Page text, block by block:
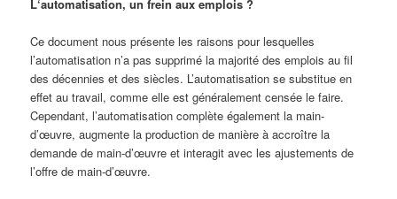
L‘automatisation, un frein aux emplois ?
Ce document nous présente les raisons pour lesquelles
l’automatisation n’a pas supprimé la majorité des emplois au fil
des décennies et des siècles. L’automatisation se substitue en
effet au travail, comme elle est généralement censée le faire.
Cependant, l’automatisation complète également la main-
d’œuvre, augmente la production de manière à accroître la
demande de main-d’œuvre et interagit avec les ajustements de
l’offre de main-d’œuvre.